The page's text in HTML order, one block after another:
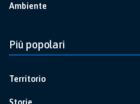
Ambiente
Più popolari
Territorio